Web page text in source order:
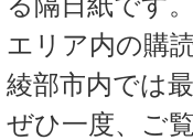
エリア内の購
綾部市内では
ぜひ一度、ご